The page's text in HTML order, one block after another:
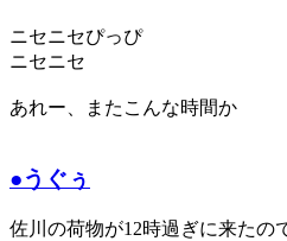
ニセニセぴっぴ
ニセニセ
あれー、またこんな時間か
●うぐぅ
佐川の荷物が12時過ぎに来たの